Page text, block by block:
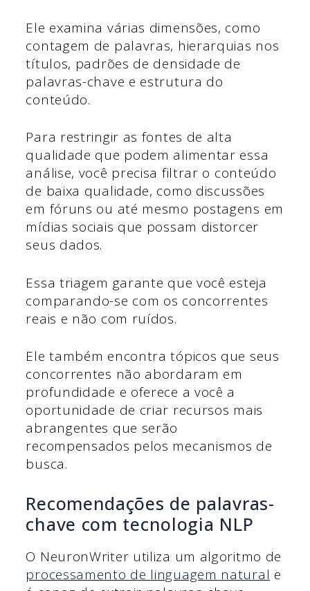
Ele examina várias dimensões, como
contagem de palavras, hierarquias nos
títulos, padrões de densidade de
palavras-chave e estrutura do
conteúdo.
Para restringir as fontes de alta
qualidade que podem alimentar essa
análise, você precisa filtrar o conteúdo
de baixa qualidade, como discussões
em fóruns ou até mesmo postagens em
mídias sociais que possam distorcer
seus dados.
Essa triagem garante que você esteja
comparando-se com os concorrentes
reais e não com ruídos.
Ele também encontra tópicos que seus
concorrentes não abordaram em
profundidade e oferece a você a
oportunidade de criar recursos mais
abrangentes que serão
recompensados pelos mecanismos de
busca.
Recomendações de palavras-
chave com tecnologia NLP
O NeuronWriter utiliza um algoritmo de
processamento de linguagem natural e